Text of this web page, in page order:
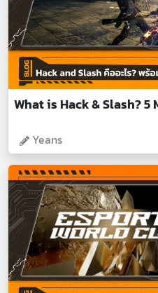
What is Hack & Slash? 5
Yeans